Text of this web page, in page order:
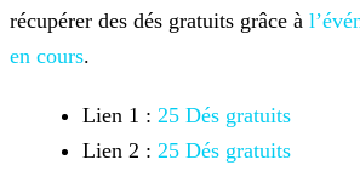
récupérer des dés gratuits grâce à
en cours.
Lien 1 : 25 Dés gratuits
Lien 2 : 25 Dés gratuits